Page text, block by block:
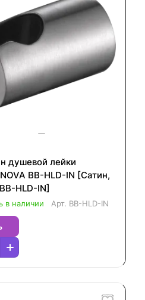
душевой лейки
BB-HLD-IN [Сатин,
HLD-IN]
в наличии Арт. BB-HLD-IN